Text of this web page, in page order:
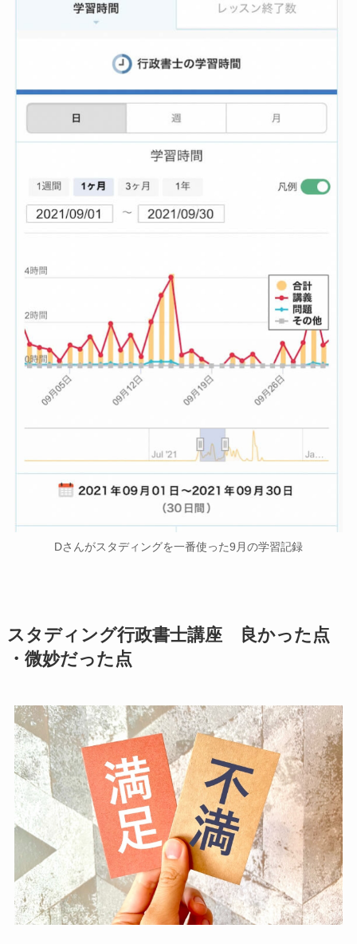
Dさんがスタディングを一番使った9月の学習記録
スタディング行政書士講座 良かった点
・微妙だった点